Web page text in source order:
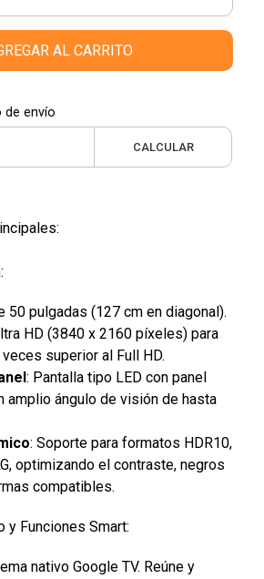
AL CARRITO
envío
CALCULAR
50 pulgadas (127 cm en diagonal).
HD (3840 x 2160 píxeles) para
superior al Full HD.
: Pantalla tipo LED con panel
amplio ángulo de visión de hasta
: Soporte para formatos HDR10,
optimizando el contraste, negros
compatibles.
y Funciones Smart:
nativo Google TV. Reúne y